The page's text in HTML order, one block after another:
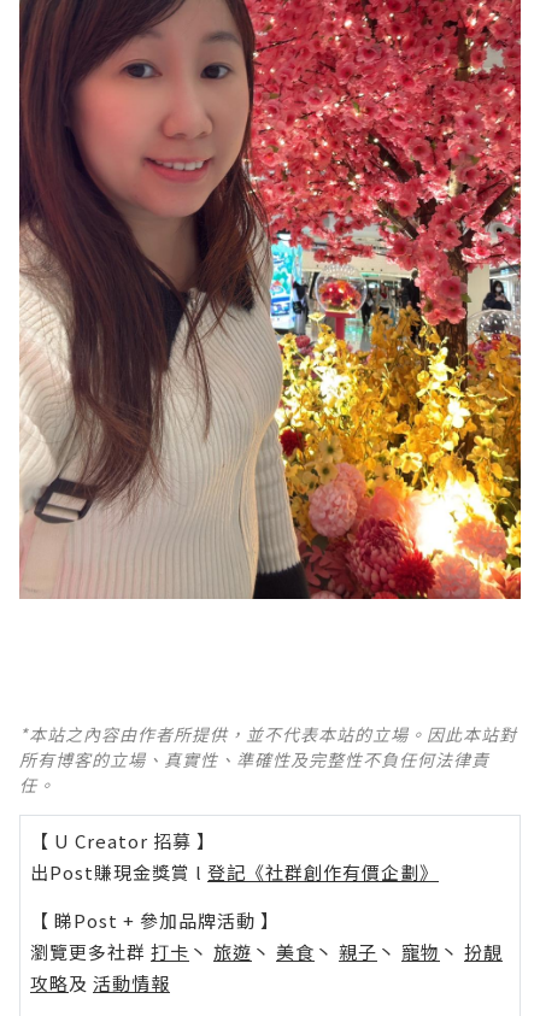
*本站之內容由作者所提供，並不代表本站的立場。因此本站對
所有博客的立場、真實性、準確性及完整性不負任何法律責
任。
【 U Creator 招募 】
出Post賺現金獎賞 l 登記《社群創作有價企劃》
【 睇Post + 參加品牌活動 】
瀏覽更多社群 打卡 丶 旅遊 丶 美食 丶 親子 丶 寵物 丶 扮靚
攻略及 活動情報